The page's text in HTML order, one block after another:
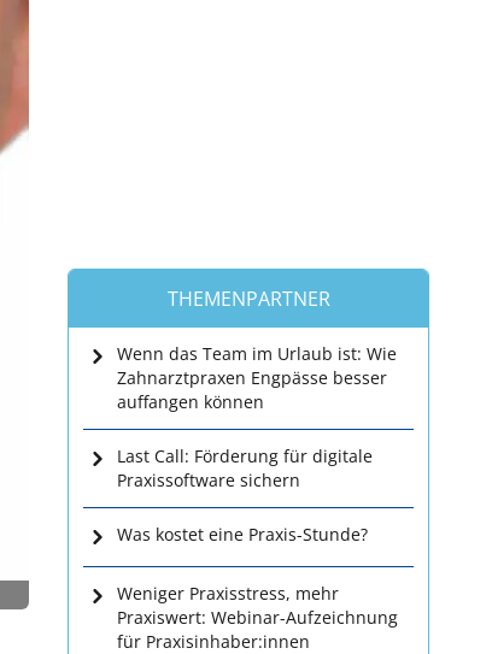
THEMENPARTNER
Wenn das Team im Urlaub ist: Wie
Zahnarztpraxen Engpässe besser
auffangen können
Last Call: Förderung für digitale
Praxissoftware sichern
Was kostet eine Praxis-Stunde?
Weniger Praxisstress, mehr
Praxiswert: Webinar-Aufzeichnung
für Praxisinhaber:innen